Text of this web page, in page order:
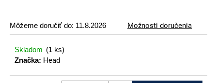
Môžeme doručiť do: 11.8.2026 Možnosti doručenia
Skladom (1 ks)
Značka: Head
o
r
ú
č